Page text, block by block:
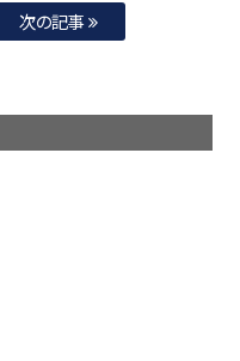
次の記事